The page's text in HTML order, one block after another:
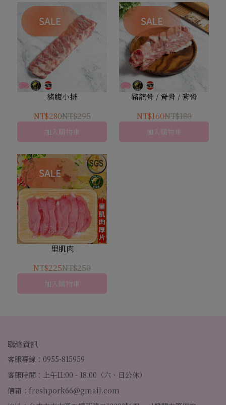
豬腹小排
NT$280NT$295
加入購物車
豬龍骨 / 脊骨 / 背骨
NT$160NT$180
加入購物車
里肌肉
NT$225NT$250
加入購物車
聯絡資訊
客服專線：0955-815959
客服時間：上午11:00 - 18:00（六、日公休）
信箱：freshpork66@gmail.com